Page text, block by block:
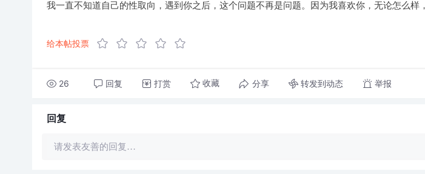
我一直不知道自己的性取向，遇到你之后，这个问题不再是问题。因为我喜欢你，无论怎么样
给本帖投票
26 回复 打赏 收藏 分享 转发到动态 举报
回复
请发表友善的回复…